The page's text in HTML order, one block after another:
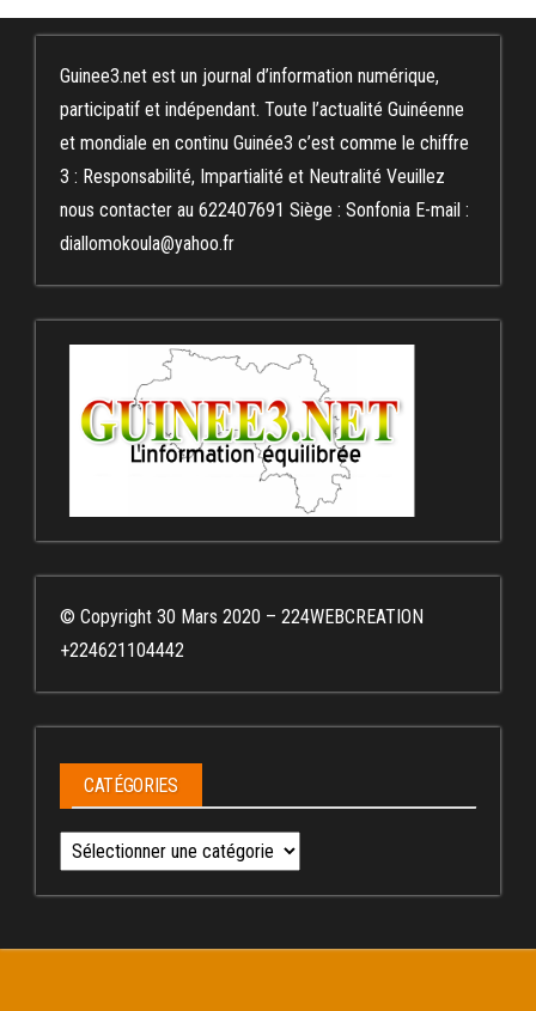
Guinee3.net est un journal d’information numérique,
participatif et indépendant. Toute l’actualité Guinéenne
et mondiale en continu Guinée3 c’est comme le chiffre
3 : Responsabilité, Impartialité et Neutralité Veuillez
nous contacter au 622407691 Siège : Sonfonia E-mail :
diallomokoula@yahoo.fr
© Copyright 30 Mars 2020 – 224WEBCREATION
+224621104442
CATÉGORIES
Catégories